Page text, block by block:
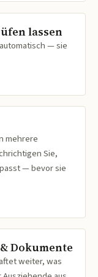
lassen
— sie
mehrere
Sie,
— bevor sie
Dokumente
weiter, was